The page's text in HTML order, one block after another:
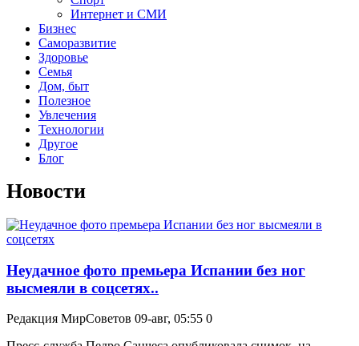
Интернет и СМИ
Бизнес
Саморазвитие
Здоровье
Семья
Дом, быт
Полезное
Увлечения
Технологии
Другое
Блог
Новости
Неудачное фото премьера Испании без ног
высмеяли в соцсетях..
Редакция МирСоветов 09-авг, 05:55 0